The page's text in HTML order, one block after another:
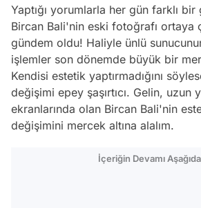
Yaptığı yorumlarla her gün farklı
Bircan Bali'nin eski fotoğrafı ortaya
gündem oldu! Haliyle ünlü
işlemler son dönemde büyük bir
Kendisi estetik yaptırmadığını
değişimi epey şaşırtıcı. Gelin, uzun
ekranlarında olan Bircan Bali'nin
değişimini mercek altına alalım.
İçeriğin Devamı Aşağıda